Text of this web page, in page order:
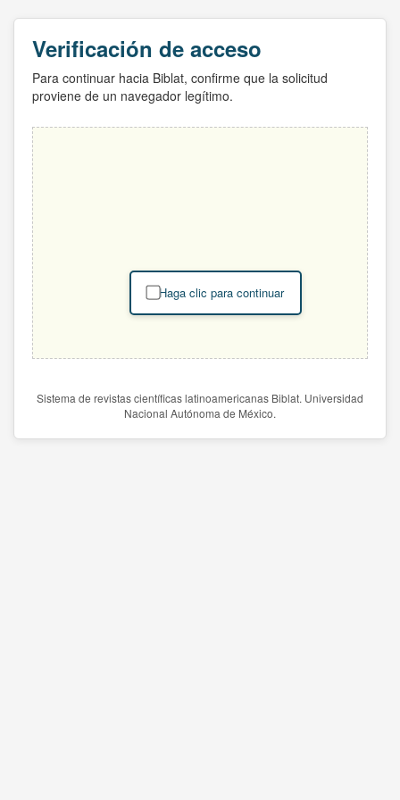
Verificación de acceso
Para continuar hacia Biblat, confirme que la solicitud
proviene de un navegador legítimo.
Haga clic para continuar
Sistema de revistas científicas latinoamericanas Biblat. Universidad
Nacional Autónoma de México.